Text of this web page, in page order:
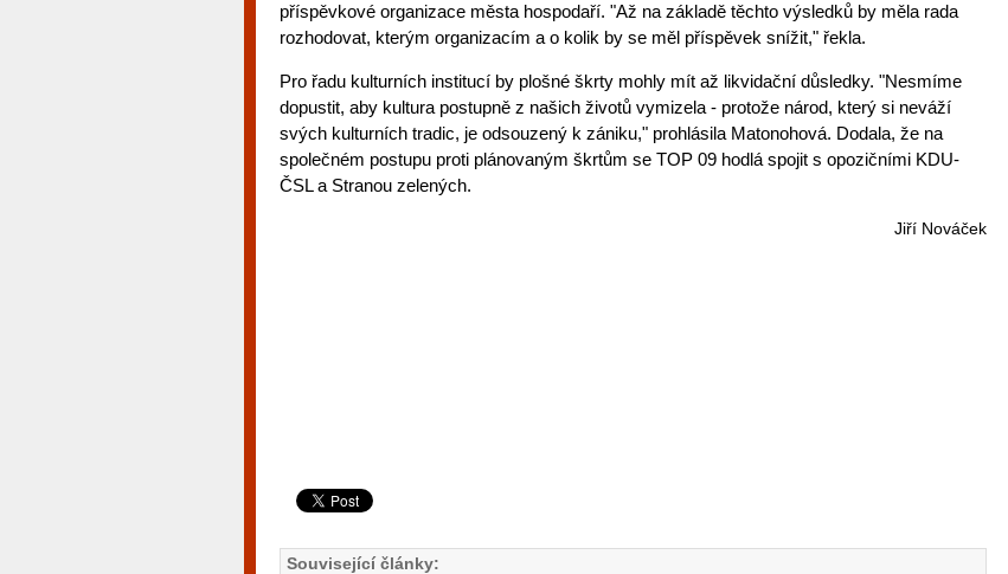
příspěvkové organizace města hospodaří. "Až na základě těchto výsledků by měla rada
rozhodovat, kterým organizacím a o kolik by se měl příspěvek snížit," řekla.
Pro řadu kulturních institucí by plošné škrty mohly mít až likvidační důsledky. "Nesmíme
dopustit, aby kultura postupně z našich životů vymizela - protože národ, který si neváží
svých kulturních tradic, je odsouzený k zániku," prohlásila Matonohová. Dodala, že na
společném postupu proti plánovaným škrtům se TOP 09 hodlá spojit s opozičními KDU-
ČSL a Stranou zelených.
Jiří Nováček
Související články: